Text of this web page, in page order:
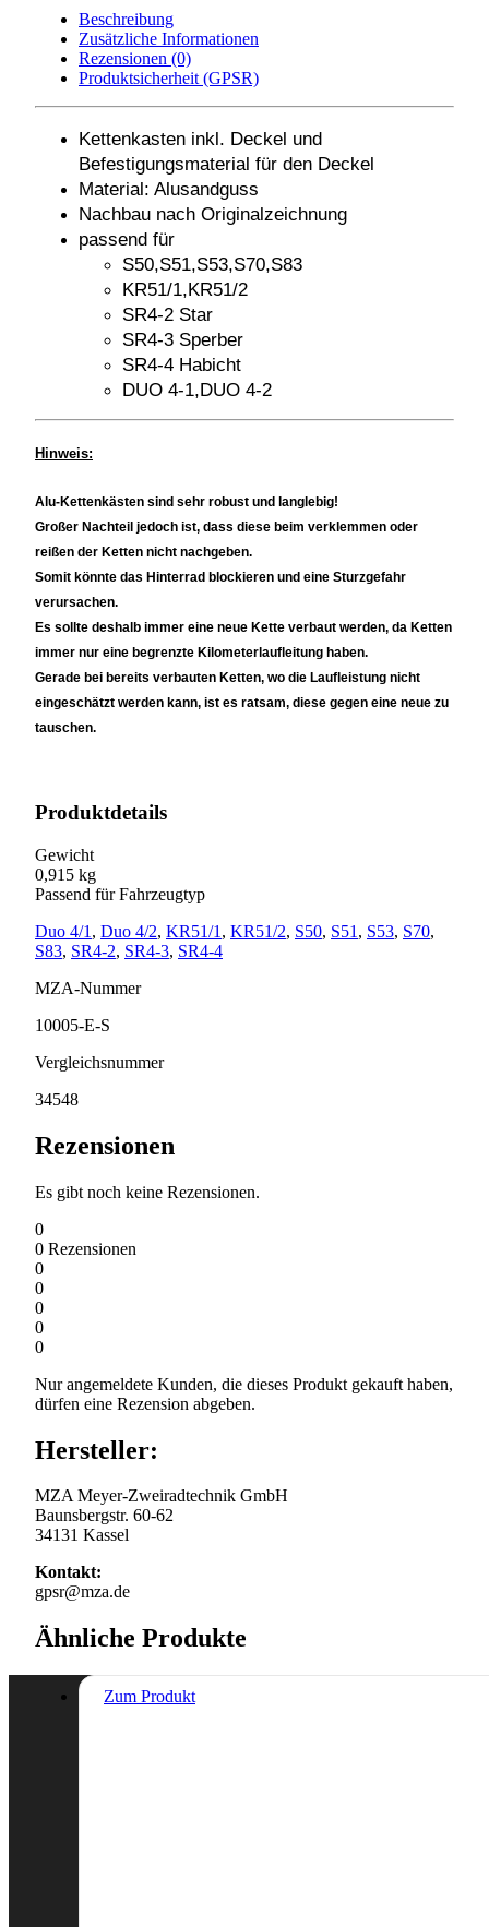
Beschreibung
Zusätzliche Informationen
Rezensionen (0)
Produktsicherheit (GPSR)
Kettenkasten inkl. Deckel und
Befestigungsmaterial für den Deckel
Material: Alusandguss
Nachbau nach Originalzeichnung
passend für
S50,S51,S53,S70,S83
KR51/1,KR51/2
SR4-2 Star
SR4-3 Sperber
SR4-4 Habicht
DUO 4-1,DUO 4-2
Hinweis:
Alu-Kettenkästen sind sehr robust und langlebig!
Großer Nachteil jedoch ist, dass diese beim verklemmen oder
reißen der Ketten nicht nachgeben.
Somit könnte das Hinterrad blockieren und eine Sturzgefahr
verursachen.
Es sollte deshalb immer eine neue Kette verbaut werden, da Ketten
immer nur eine begrenzte Kilometerlaufleitung haben.
Gerade bei bereits verbauten Ketten, wo die Laufleistung nicht
eingeschätzt werden kann, ist es ratsam, diese gegen eine neue zu
tauschen.
Produktdetails
Gewicht
0,915 kg
Passend für Fahrzeugtyp
Duo 4/1 , Duo 4/2, KR51/1 , KR51/2, S50, S51 , S53, S70,
S83, SR4-2, SR4-3, SR4-4
MZA-Nummer
10005-E-S
Vergleichsnummer
34548
Rezensionen
Es gibt noch keine Rezensionen.
0
0 Rezensionen
0
0
0
0
0
Nur angemeldete Kunden, die dieses Produkt gekauft haben,
dürfen eine Rezension abgeben.
Hersteller:
MZA Meyer-Zweiradtechnik GmbH
Baunsbergstr. 60-62
34131 Kassel
Kontakt:
gpsr@mza.de
Ähnliche Produkte
Zum Produkt